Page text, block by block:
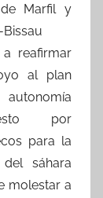
Marfil y
Bissau
a reafirmar
al plan
por
para la
sáhara
molestar a